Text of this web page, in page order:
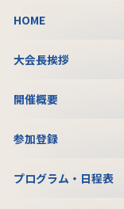
HOME
大会長挨拶
開催概要
参加登録
プログラム・日程表